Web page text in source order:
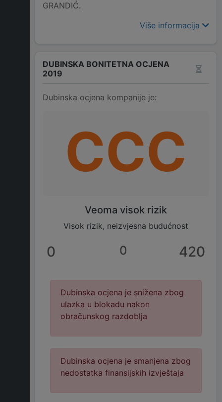
GRANDIĆ.
Više informacija
DUBINSKA BONITETNA OCJENA
2019
Dubinska ocjena kompanije je:
CCC
Veoma visok rizik
Visok rizik, neizvjesna budućnost
0 0 420
Dubinska ocjena je snižena zbog
ulazka u blokadu nakon
obračunskog razdoblja
Dubinska ocjena je smanjena zbog
nedostatka finansijskih izvještaja